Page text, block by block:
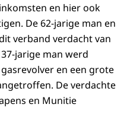
en hier ook
De 62-jarige man en
verband verdacht van
jarige man werd
en een grote
De verdachte
en Munitie